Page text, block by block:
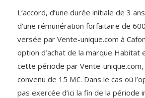
L’accord, d’une durée initiale de 3
d’une rémunération forfaitaire de
versée par Vente-unique.com à
option d’achat de la marque Habitat
cette période par Vente-
convenu de 15 M€. Dans le cas où
pas exercée d’ici la fin de la période